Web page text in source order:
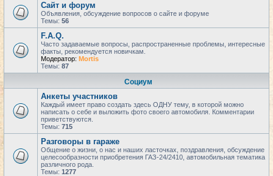
Сайт и форум
Объявления, обсуждение вопросов о сайте и форуме
Темы: 56
F.A.Q.
Часто задаваемые вопросы, распространенные проблемы, интересные
факты, рекомендуется новичкам.
Модератор: Mortis
Темы: 87
Социум
Анкеты участников
Каждый имеет право создать здесь ОДНУ тему, в которой можно
написать о себе и выложить фото своего автомобиля. Комментарии
приветствуются.
Темы: 715
Разговоры в гараже
Общение о жизни, о нас и наших ласточках, поздравления, обсуждение
целесообразности приобретения ГАЗ-24/2410, автомобильная тематика
различного рода.
Темы: 1277